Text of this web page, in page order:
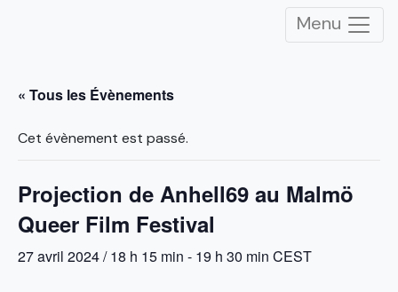
Menu
« Tous les Évènements
Cet évènement est passé.
Projection de Anhell69 au Malmö
Queer Film Festival
27 avril 2024 / 18 h 15 min - 19 h 30 min CEST